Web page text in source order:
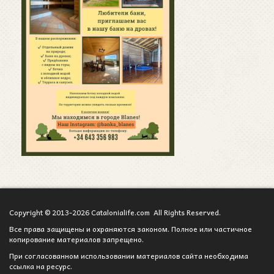
Copyright © 2013-2026 Catalonialife.com All Rights Reserved.
Все права защищены и охраняются законом. Полное или частичное
копирование материалов запрещено.
При согласованном использовании материалов сайта необходима
ссылка на ресурс.